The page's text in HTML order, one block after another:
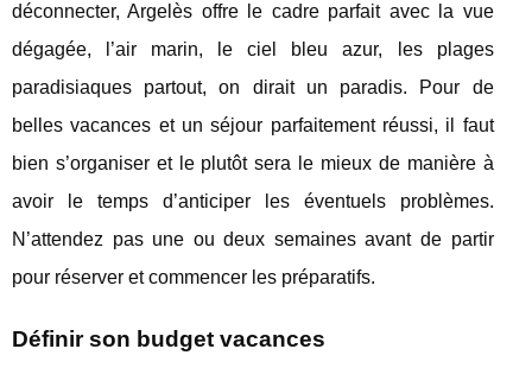
déconnecter, Argelès offre le cadre parfait avec la vue
dégagée, l’air marin, le ciel bleu azur, les plages
paradisiaques partout, on dirait un paradis. Pour de
belles vacances et un séjour parfaitement réussi, il faut
bien s’organiser et le plutôt sera le mieux de manière à
avoir le temps d’anticiper les éventuels problèmes.
N’attendez pas une ou deux semaines avant de partir
pour réserver et commencer les préparatifs.
Définir son budget vacances